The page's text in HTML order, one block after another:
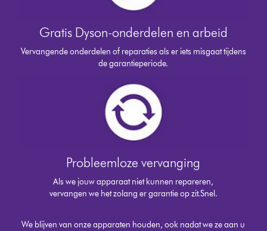
Gratis Dyson-onderdelen en arbeid
Vervangende onderdelen of reparaties als er iets misgaat tijdens
de garantieperiode.
Probleemloze vervanging
Als we jouw apparaat niet kunnen repareren,
vervangen we het zolang er garantie op zit.Snel.
We blijven van onze apparaten houden, ook nadat we ze aan u